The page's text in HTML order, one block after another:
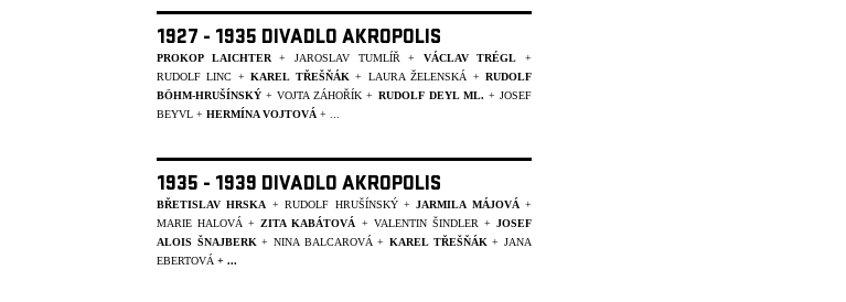
1927 - 1935 DIVADLO AKROPOLIS
PROKOP LAICHTER+ JAROSLAV TUMLÍŘ + VÁCLAV TRÉGL +
RUDOLF LINC +KAREL TŘEŠŇÁK + LAURA ŽELENSKÁ +RUDOLF
BÖHM-HRUŠÍNSKÝ + VOJTA ZÁHOŘÍK + RUDOLF DEYL ML. +JOSEF
BEYVL + HERMÍNA VOJTOVÁ + ...
1935 - 1939 DIVADLO AKROPOLIS
BŘETISLAV HRSKA + RUDOLF HRUŠÍNSKÝ +JARMILA MÁJOVÁ+
MARIE HALOVÁ +ZITA KABÁTOVÁ + VALENTIN ŠINDLER +JOSEF
ALOIS ŠNAJBERK + NINA BALCAROVÁ +KAREL TŘEŠŇÁK + JANA
EBERTOVÁ + ...